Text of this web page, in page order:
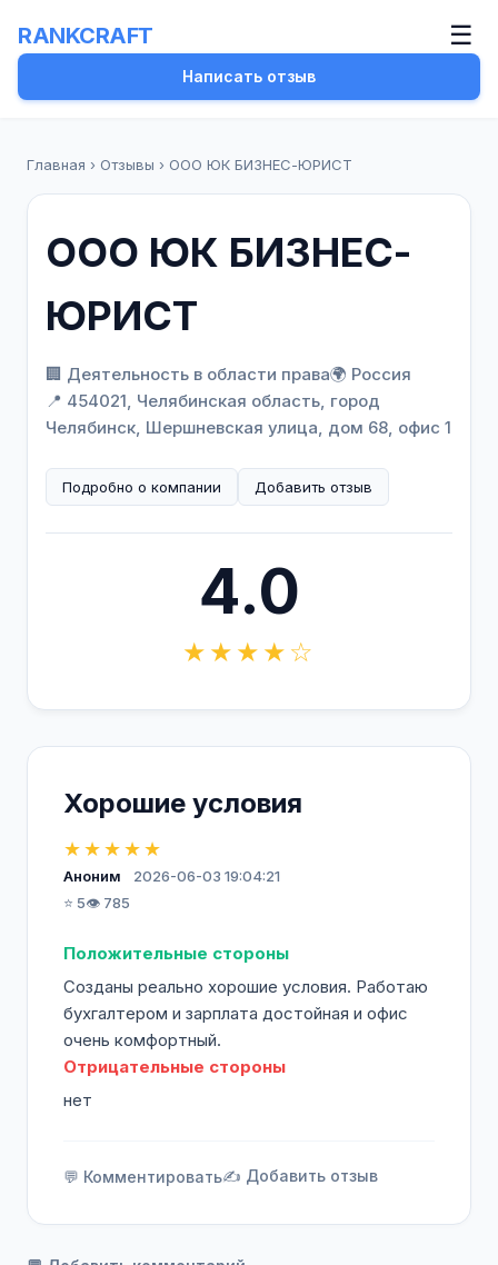
RANKCRAFT ☰
Написать отзыв
Главная › Отзывы › ООО ЮК БИЗНЕС-ЮРИСТ
ООО ЮК БИЗНЕС-
ЮРИСТ
🏢 Деятельность в области права🌍 Россия
📍 454021, Челябинская область, город
Челябинск, Шершневская улица, дом 68, офис 1
Подробно о компании Добавить отзыв
4.0
★★★★☆
Хорошие условия
★★★★★
Аноним
2026-06-03 19:04:21
⭐ 5👁️ 785
Положительные стороны
Созданы реально хорошие условия. Работаю
бухгалтером и зарплата достойная и офис
очень комфортный.
Отрицательные стороны
нет
💬 Комментировать✍️ Добавить отзыв